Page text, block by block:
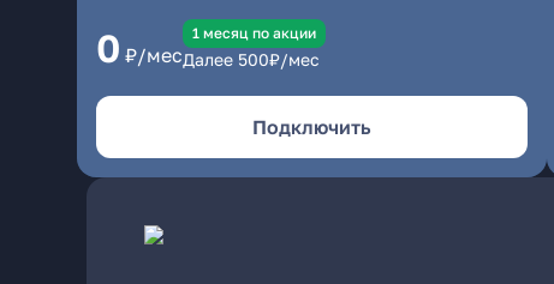
0 ₽/мес
1 месяц по акции
Далее 500₽/мес
Подключить